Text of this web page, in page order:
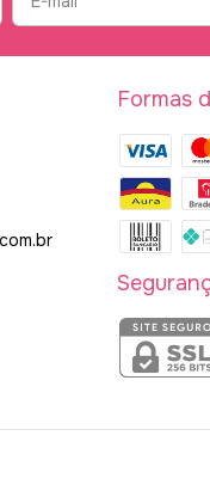
Formas